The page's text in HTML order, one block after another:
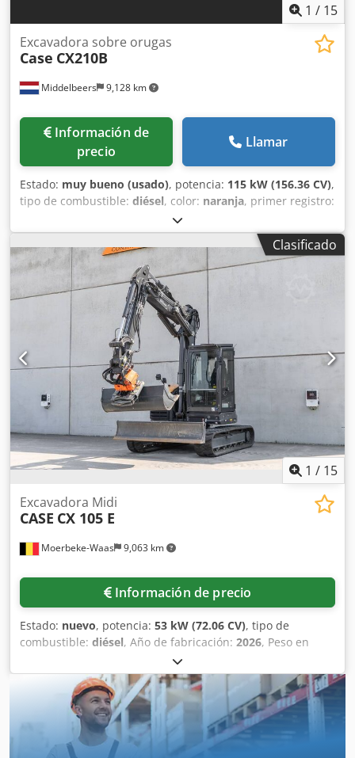
1 / 15
Middelbeers 9,128 km
Excavadora sobre orugas
Case CX210B
Información de
precio
Llamar
Estado: muy bueno (usado), potencia: 115 kW (156.36 CV),
tipo de combustible: diésel, color: naranja, primer registro:
, Año de fabricación:2012
funcionamiento:15,109 h, Información general Año del
modelo: 2012 Número de serie: DCH210R5NCEAH2500
Información técnica Número de cilindros: 4 Peso en vacío:
22.600 kg Funcionalidad Anchura de trabajo: 300 cm
Marcado CE: sí Estado Estado técnico: muy bueno Estado
visual: muy bueno Dodpey En Ndjfx Alaekr Información
financiera Precio: A consultar Garantía Garantía: De primer
propietario, historial de mantenimiento completo, ¡listo
para trabajar de inmediato! - 80 % sistema de cadenas -
Incluye 3 cucharas: 1300 mm, 450 mm y 2000 mm cuchara
niveladora - Opcional con sistema TOPCON 3D de 2021
Clasificado
1 / 15
Moerbeke-Waas 9,063 km
Excavadora Midi
CASE CX 105 E
Información de precio
Estado: nuevo, potencia: 53 kW (72.06 CV), tipo de
combustible: diésel, Año de fabricación: 2026, Peso en
vacío: 9.780 kg. Dkjdpfxszrrw As Alaer Póngase en contacto
con el departamento de ventas de KEY-TEC para obtener
más información.